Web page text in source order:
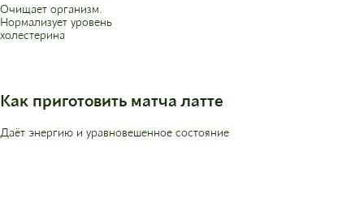
Очищает организм.
Нормализует уровень
холестерина
Как приготовить матча латте
Даёт энергию и уравновешенное состояние